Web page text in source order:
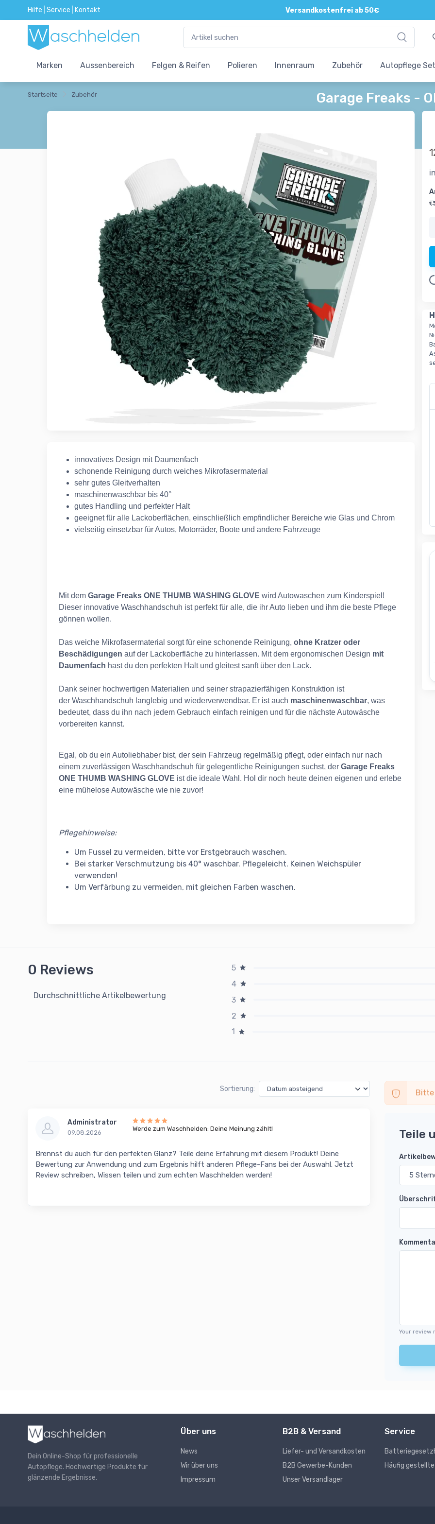
Hilfe Service Kontakt Versandkostenfrei ab 50€
Direkte und persönliche Beratung
Marken Aussenbereich Felgen & Reifen Polieren Innenraum Zubehör Autopflege
Startseite Zubehör Garage Freaks -
innovatives Design mit Daumenfach
schonende Reinigung durch weiches Mikrofasermaterial
sehr gutes Gleitverhalten
maschinenwaschbar bis 40°
gutes Handling und perfekter Halt
geeignet für alle Lackoberflächen, einschließlich empfindlicher Bereiche wie Glas und Chrom
vielseitig einsetzbar für Autos, Motorräder, Boote und andere Fahrzeuge
Mit dem Garage Freaks ONE THUMB WASHING GLOVE wird Autowaschen zum Kinderspiel!
Dieser innovative Waschhandschuh ist perfekt für alle, die ihr Auto lieben und ihm die beste Pflege
gönnen wollen.
Das weiche Mikrofasermaterial sorgt für eine schonende Reinigung, ohne Kratzer oder
Beschädigungen auf der Lackoberfläche zu hinterlassen. Mit dem ergonomischen Design mit
Daumenfach hast du den perfekten Halt und gleitest sanft über den Lack.
Dank seiner hochwertigen Materialien und seiner strapazierfähigen Konstruktion ist
der Waschhandschuh langlebig und wiederverwendbar. Er ist auch maschinenwaschbar, was
bedeutet, dass du ihn nach jedem Gebrauch einfach reinigen und für die nächste Autowäsche
vorbereiten kannst.
Egal, ob du ein Autoliebhaber bist, der sein Fahrzeug regelmäßig pflegt, oder einfach nur nach
einem zuverlässigen Waschhandschuh für gelegentliche Reinigungen suchst, der Garage Freaks
ONE THUMB WASHING GLOVE ist die ideale Wahl. Hol dir noch heute deinen eigenen und erlebe
eine mühelose Autowäsche wie nie zuvor!
Pflegehinweise:
Um Fussel zu vermeiden, bitte vor Erstgebrauch waschen.
Bei starker Verschmutzung bis 40° waschbar. Pflegeleicht. Keinen Weichspüler
verwenden!
Um Verfärbung zu vermeiden, mit gleichen Farben waschen.
0 Reviews
Durchschnittliche Artikelbewertung
5
4
3
2
1
Sortierung:
Administrator
09.08.2026
Werde zum Waschhelden: Deine Meinung zählt!
Brennst du auch für den perfekten Glanz? Teile deine Erfahrung mit diesem Produkt! Deine
Bewertung zur Anwendung und zum Ergebnis hilft anderen Pflege-Fans bei der Auswahl. Jetzt
Review schreiben, Wissen teilen und zum echten Waschhelden werden!
Bitte
Teile
Your review
Dein Online-Shop für professionelle
Autopflege. Hochwertige Produkte für
glänzende Ergebnisse.
Über uns
News
Wir über uns
Impressum
B2B & Versand
Liefer- und Versandkosten
B2B Gewerbe-Kunden
Unser Versandlager
Service
Häufig gestellte